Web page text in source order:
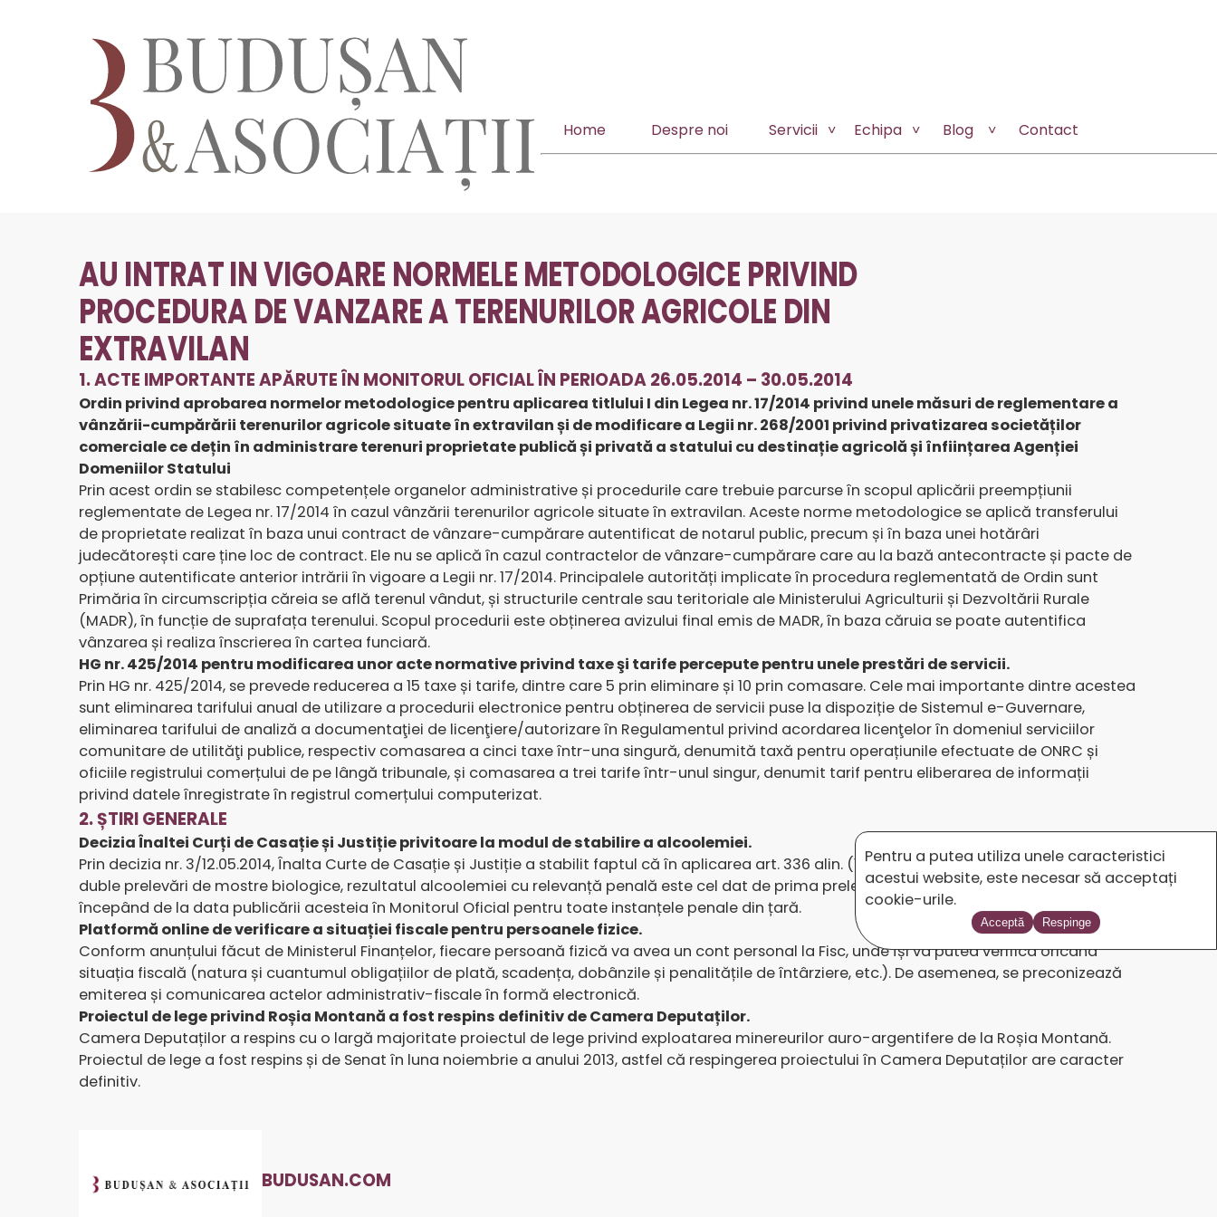
Home Despre noi Servicii Echipa Blog Contact
AU INTRAT IN VIGOARE NORMELE METODOLOGICE PRIVIND
PROCEDURA DE VANZARE A TERENURILOR AGRICOLE DIN
EXTRAVILAN
1. ACTE IMPORTANTE APĂRUTE ÎN MONITORUL OFICIAL ÎN PERIOADA 26.05.2014 – 30.05.2014
Ordin privind aprobarea normelor metodologice pentru aplicarea titlului I din Legea nr. 17/2014 privind unele măsuri de reglementare a
vânzării-cumpărării terenurilor agricole situate în extravilan și de modificare a Legii nr. 268/2001 privind privatizarea societăților
comerciale ce dețin în administrare terenuri proprietate publică și privată a statului cu destinație agricolă și înființarea Agenției
Domeniilor Statului
Prin acest ordin se stabilesc competențele organelor administrative și procedurile care trebuie parcurse în scopul aplicării preempțiunii
reglementate de Legea nr. 17/2014 în cazul vânzării terenurilor agricole situate în extravilan. Aceste norme metodologice se aplică transferului
de proprietate realizat în baza unui contract de vânzare-cumpărare autentificat de notarul public, precum și în baza unei hotărâri
judecătorești care ține loc de contract. Ele nu se aplică în cazul contractelor de vânzare-cumpărare care au la bază antecontracte și pacte de
opțiune autentificate anterior intrării în vigoare a Legii nr. 17/2014. Principalele autorități implicate în procedura reglementată de Ordin sunt
Primăria în circumscripția căreia se află terenul vândut, și structurile centrale sau teritoriale ale Ministerului Agriculturii și Dezvoltării Rurale
(MADR), în funcție de suprafața terenului. Scopul procedurii este obținerea avizului final emis de MADR, în baza căruia se poate autentifica
vânzarea și realiza înscrierea în cartea funciară.
HG nr. 425/2014 pentru modificarea unor acte normative privind taxe şi tarife percepute pentru unele prestări de servicii.
Prin HG nr. 425/2014, se prevede reducerea a 15 taxe și tarife, dintre care 5 prin eliminare și 10 prin comasare. Cele mai importante dintre acestea
sunt eliminarea tarifului anual de utilizare a procedurii electronice pentru obținerea de servicii puse la dispoziție de Sistemul e-Guvernare,
eliminarea tarifului de analiză a documentaţiei de licenţiere/autorizare în Regulamentul privind acordarea licenţelor în domeniul serviciilor
comunitare de utilităţi publice, respectiv comasarea a cinci taxe într-una singură, denumită taxă pentru operațiunile efectuate de ONRC și
oficiile registrului comerțului de pe lângă tribunale, și comasarea a trei tarife într-unul singur, denumit tarif pentru eliberarea de informații
privind datele înregistrate în registrul comerțului computerizat.
2. ȘTIRI GENERALE
Decizia Înaltei Curți de Casație și Justiție privitoare la modul de stabilire a alcoolemiei.
Prin decizia nr. 3/12.05.2014, Înalta Curte de Casație și Justiție a stabilit faptul că în aplicarea art. 336 alin. (1) din Codul penal, în ipoteza unei
duble prelevări de mostre biologice, rezultatul alcoolemiei cu relevanță penală este cel dat de prima prelevare. Decizia este obligatorie
începând de la data publicării acesteia în Monitorul Oficial pentru toate instanțele penale din țară.
Platformă online de verificare a situației fiscale pentru persoanele fizice.
Conform anunțului făcut de Ministerul Finanțelor, fiecare persoană fizică va avea un cont personal la Fisc, unde își va putea verifica oricând
situația fiscală (natura și cuantumul obligațiilor de plată, scadența, dobânzile și penalitățile de întârziere, etc.). De asemenea, se preconizează
emiterea și comunicarea actelor administrativ-fiscale în formă electronică.
Proiectul de lege privind Roșia Montană a fost respins definitiv de Camera Deputaților.
Camera Deputaților a respins cu o largă majoritate proiectul de lege privind exploatarea minereurilor auro-argentifere de la Roșia Montană.
Proiectul de lege a fost respins și de Senat în luna noiembrie a anului 2013, astfel că respingerea proiectului în Camera Deputaților are caracter
definitiv.
BUDUSAN.COM
Pentru a putea utiliza unele caracteristici
acestui website, este necesar să acceptați
cookie-urile.
Acceptă Respinge